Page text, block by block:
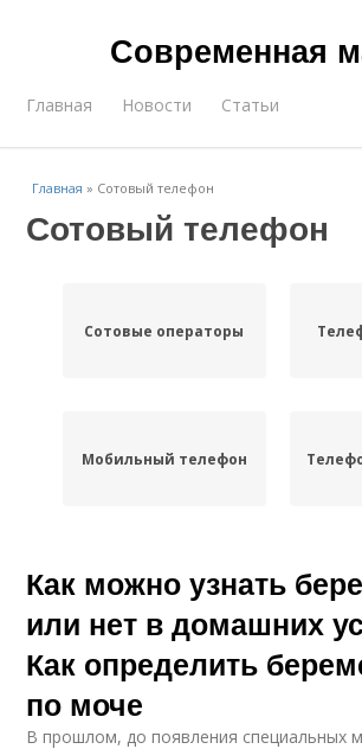
Современная
Главная Новости Статьи
Главная » Сотовый телефон
Сотовый телефон
Сотовые операторы
Мобильный телефон
Как можно узнать
или нет в домашних
Как определить
по моче
В прошлом, до появления специальных